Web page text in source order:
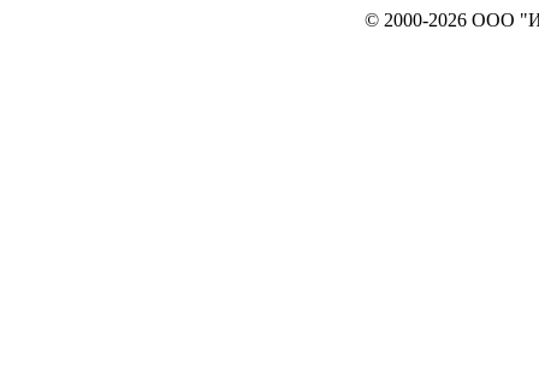
© 2000-2026 ООО "ИНТЕРЬЕР`c"